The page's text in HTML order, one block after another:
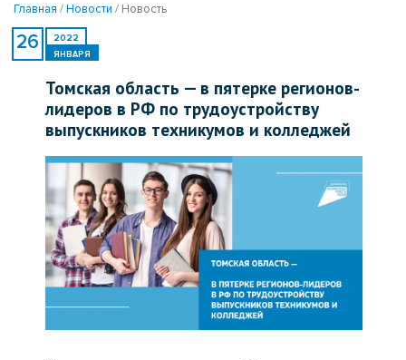
Главная Новости Новость
26 2022
ЯНВАРЯ
Томская область — в пятерке регионов-
лидеров в РФ по трудоустройству
выпускников техникумов и колледжей